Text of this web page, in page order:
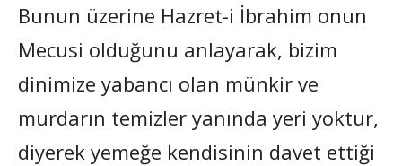
Bunun üzerine Hazret-i İbrahim onun
Mecusi olduğunu anlayarak, bizim
dinimize yabancı olan münkir ve
murdarın temizler yanında yeri yoktur,
diyerek yemeğe kendisinin davet ettiği